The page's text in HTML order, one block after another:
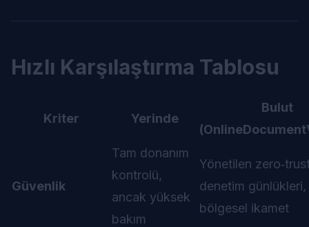
Hızlı Karşılaştırma Tablosu
Kriter Yerinde
Bulut
Güvenlik
Tam donanım
kontrolü,
ancak yüksek
bakım
Yönetilen
denetim günlükleri,
bölgesel ikamet